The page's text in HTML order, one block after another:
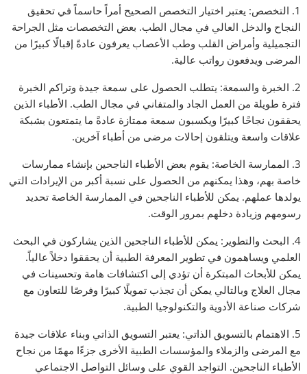
1. التخصص: يعتبر اختيار التخصص الصحيح أمراً حاسماً في تحقيق
النجاح والدخل العالي في مجال الطب. بعض التخصصات مثل الجراحة
التجميلية وأمراض القلب وطب الأعصاب يعرفون عادةً إقبالًا كبيرًا من
المرضى ويدفعون رواتب عالية.
2. الخبرة والسمعة: يتطلب الحصول على سمعة جيدة وتراكم الخبرة
فترة طويلة من العمل الجاد والمتفاني في مجال الطب. الأطباء الذين
يحققون نجاحًا كبيرًا ويكسبون سمعة ممتازة عادةً ما يتمتعون بشبكة
علاقات واسعة ويتلقون إحالات مرضى من أطباء آخرين.
3. الممارسة الخاصة: يقوم بعض الأطباء الناجحين بإنشاء ممارسات
خاصة بهم، وهذا يمكنهم من الحصول على نسبة أكبر من الإيرادات التي
يولدها عملهم. يمكن للأطباء الناجحين في الممارسة الخاصة تحديد
رسومهم وزيادة دخلهم بمرور الوقت.
4. البحث والتطوير: يمكن للأطباء الناجحين الذين يشاركون في البحث
العلمي ويساهمون في تطوير المعرفة الطبية أن يحققوا دخلاً عالياً.
يمكن للأبحاث المبتكرة أن تؤدي إلى اكتشافات هامة وتحسينات في
مجال العلاج وبالتالي يمكن أن تجذب تمويلًا كبيرًا وفرصًا للتعاون مع
شركات صناعة الأدوية والتكنولوجيا الطبية.
5. الاهتمام بالتسويق الذاتي: يعتبر التسويق الذاتي وبناء علاقات جيدة
مع المرضى والزملاء والمؤسسات الطبية الأخرى جزءًا مهمًا من نجاح
الأطباء الناجحين. التواجد القوي على وسائل التواصل الاجتماعي